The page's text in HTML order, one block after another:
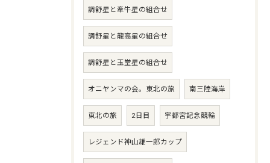
調舒星と牽牛星の組合せ
調舒星と龍高星の組合せ
調舒星と玉堂星の組合せ
オニヤンマの会。東北の旅 南三陸海岸
東北の旅 2日目 宇都宮記念競輪
レジェンド神山雄一郎カップ